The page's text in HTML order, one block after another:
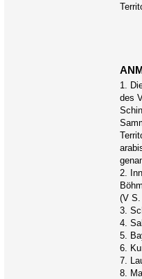
1.
des
2.
(V
3.
4.
5.
6.
7.
8.